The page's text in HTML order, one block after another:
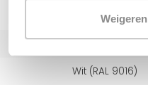
Weigeren
2463330080
Wit (RAL 9016)